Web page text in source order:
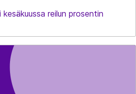
reilun prosentin